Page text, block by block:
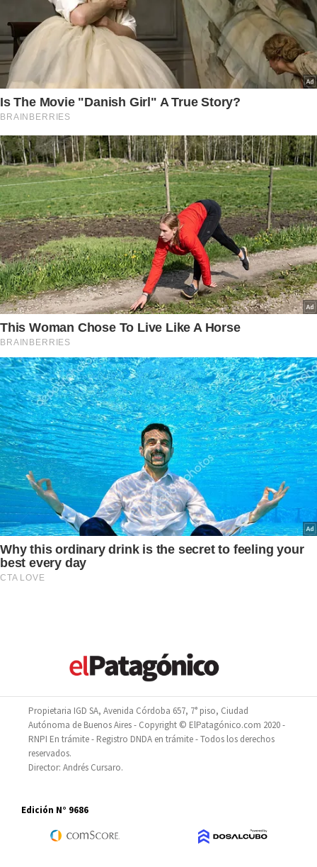
Propietaria IGD SA, Avenida Córdoba 657, 7° piso, Ciudad
Autónoma de Buenos Aires - Copyright © ElPatagónico.com 2020 -
RNPI En trámite - Registro DNDA en trámite - Todos los derechos
reservados.
Director: Andrés Cursaro.
Edición N° 9686